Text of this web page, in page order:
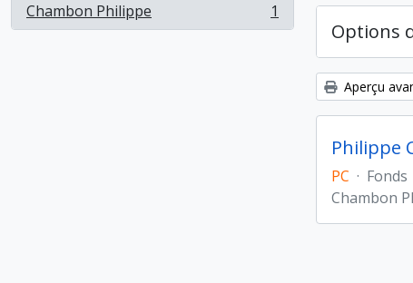
Chambon Philippe
, 1 résultats 1
Options
Aperçu
Philippe
PC · Fonds
Chambon